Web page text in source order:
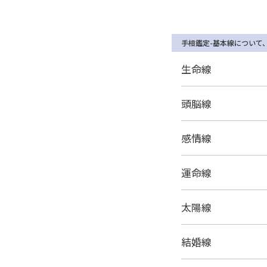
手相鑑定-基本線について
生命線
頭脳線
感情線
運命線
太陽線
結婚線